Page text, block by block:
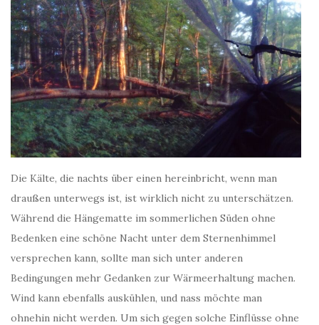
Die Kälte, die nachts über einen hereinbricht, wenn man
draußen unterwegs ist, ist wirklich nicht zu unterschätzen.
Während die Hängematte im sommerlichen Süden ohne
Bedenken eine schöne Nacht unter dem Sternenhimmel
versprechen kann, sollte man sich unter anderen
Bedingungen mehr Gedanken zur Wärmeerhaltung machen.
Wind kann ebenfalls auskühlen, und nass möchte man
ohnehin nicht werden. Um sich gegen solche Einflüsse ohne